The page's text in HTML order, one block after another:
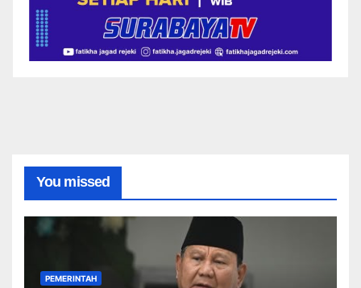
You missed
PEMERINTAH